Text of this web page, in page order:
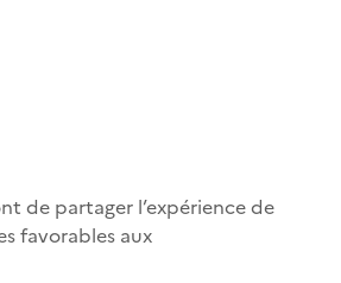
de partager l’expérience de
favorables aux